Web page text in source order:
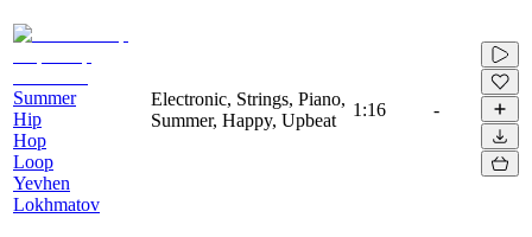
Summer
Hip
Hop
Loop
Yevhen
Lokhmatov
Electronic, Strings, Piano,
Summer, Happy, Upbeat
1:16 -